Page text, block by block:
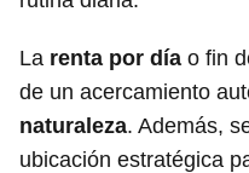
La renta por día o fin
de un acercamiento
naturaleza. Además,
ubicación estratégica